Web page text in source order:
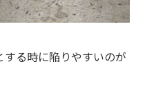
る時に陥りやすいのが